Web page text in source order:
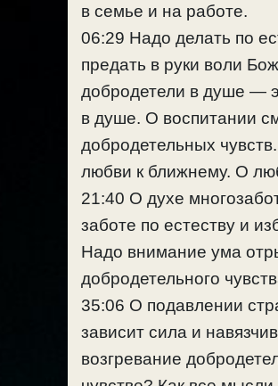
в семье и на работе.
06:29 Надо делать по
предать в руки воли
добродетели в душе —
в душе. О воспитании
добродетельных
любви к ближнему. О
21:40 О духе
заботе по естеству и
Надо внимание ума
добродетельного
35:06 О подавлении
зависит сила и
возгревание